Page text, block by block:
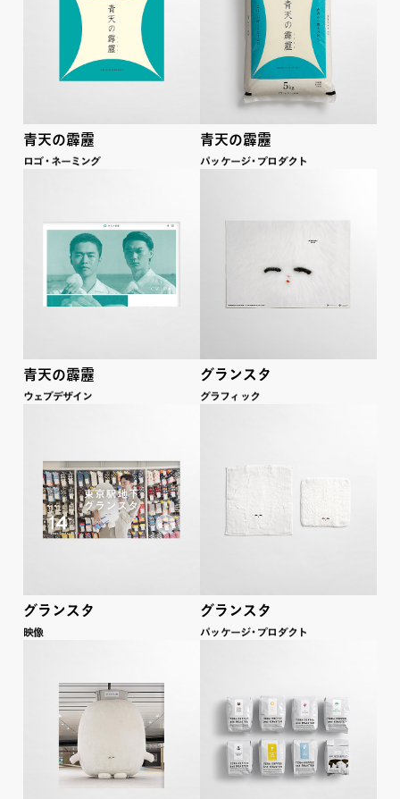
青天の霹靂
ロゴ・ ネーミ ング
青天の霹靂
パッ ケージ・ プロダクト
青天の霹靂
ウェブデザイン
グランスタ
グラフィ ック
グランスタ
映像
グランスタ
パッ ケージ・ プロダクト